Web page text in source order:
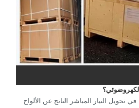
تحويل التيار المباشر الناتج عن الألواح